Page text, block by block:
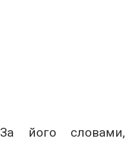
За його словами,